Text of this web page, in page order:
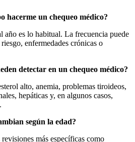
hacerme un chequeo médico?
año es lo habitual. La frecuencia puede
enfermedades crónicas o
detectar en un chequeo médico?
alto, anemia, problemas tiroideos,
hepáticas y, en algunos casos,
según la edad?
más específicas como